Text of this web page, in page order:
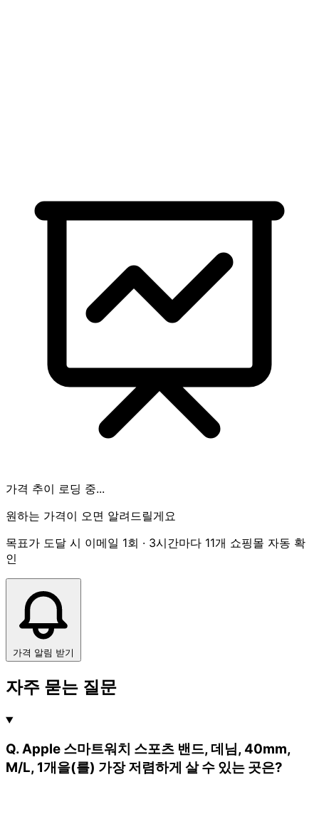
가격 추이 로딩 중...
원하는 가격이 오면 알려드릴게요
목표가 도달 시 이메일 1회 · 3시간마다 11개 쇼핑몰 자동 확
인
가격 알림 받기
자주 묻는 질문
Q. Apple 스마트워치 스포츠 밴드, 데님, 40mm,
M/L, 1개을(를) 가장 저렴하게 살 수 있는 곳은?